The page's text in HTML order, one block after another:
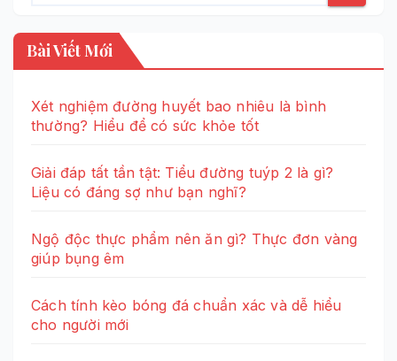
Bài Viết Mới
Xét nghiệm đường huyết bao nhiêu là bình
thường? Hiểu để có sức khỏe tốt
Giải đáp tất tần tật: Tiểu đường tuýp 2 là gì?
Liệu có đáng sợ như bạn nghĩ?
Ngộ độc thực phẩm nên ăn gì? Thực đơn vàng
giúp bụng êm
Cách tính kèo bóng đá chuẩn xác và dễ hiểu
cho người mới